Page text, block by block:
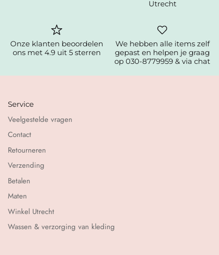
Utrecht
Onze klanten beoordelen
ons met 4.9 uit 5 sterren
We hebben alle items zelf
gepast en helpen je graag
op 030-8779959 & via chat
Service
Veelgestelde vragen
Contact
Retourneren
Verzending
Betalen
Maten
Winkel Utrecht
Wassen & verzorging van kleding